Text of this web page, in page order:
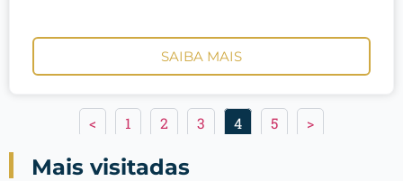
SAIBA MAIS
< 1 2 3 4 5 >
Mais visitadas